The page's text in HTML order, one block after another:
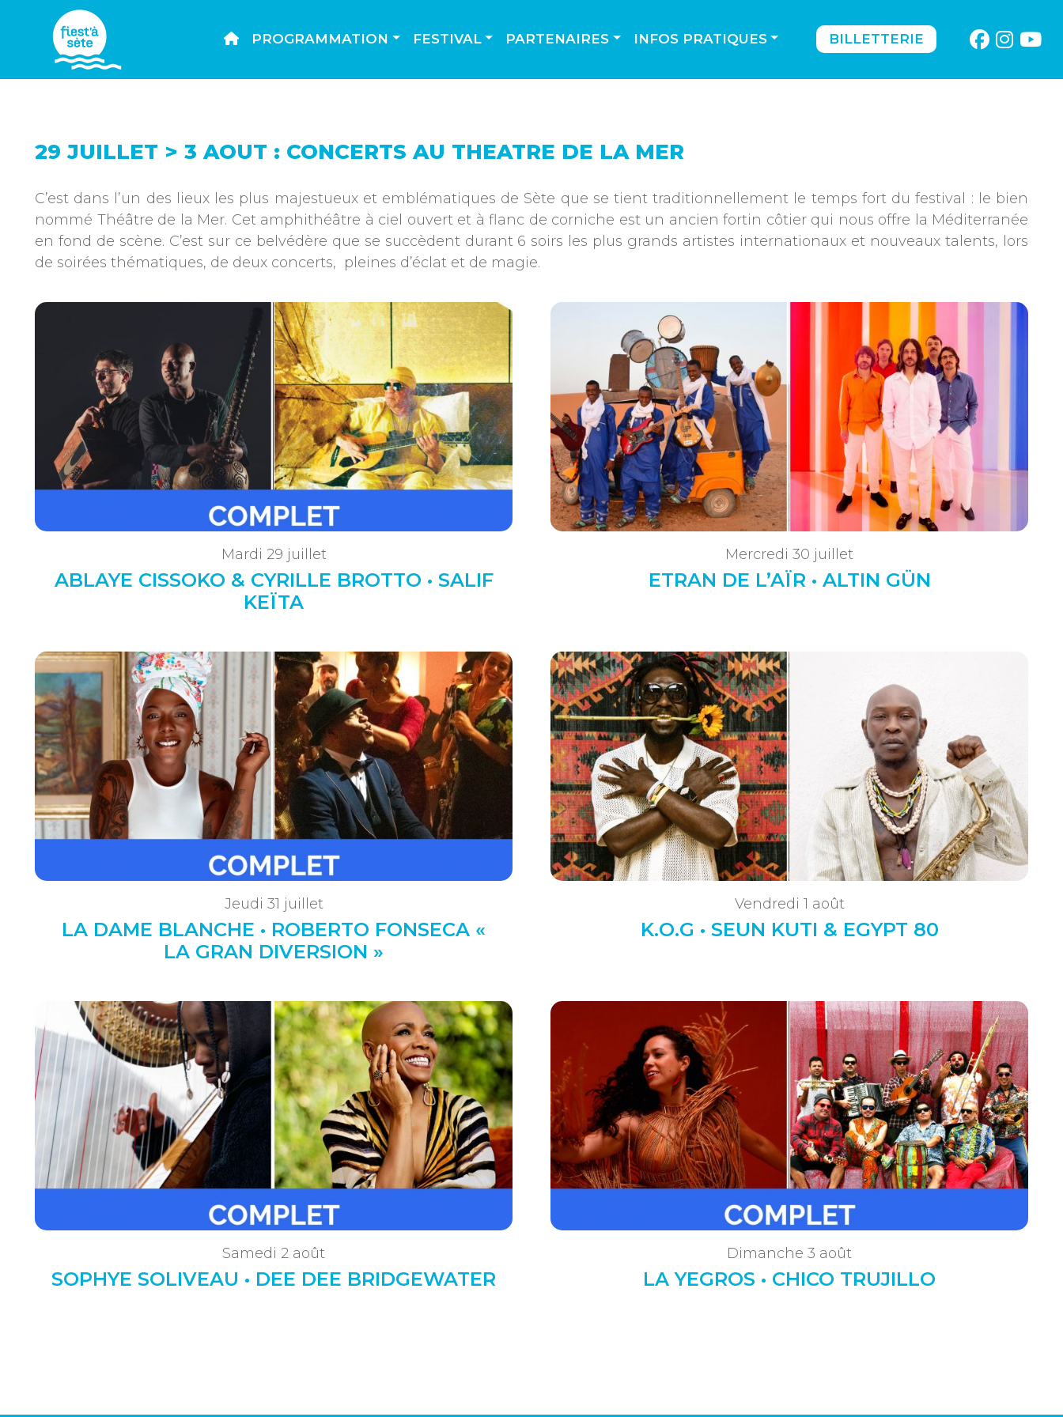
PROGRAMMATION FESTIVAL PARTENAIRES INFOS PRATIQUES BILLETTERIE
29 JUILLET > 3 AOUT : CONCERTS AU THEATRE DE LA MER
C’est dans l’un des lieux les plus majestueux et emblématiques de Sète que se tient traditionnellement le temps fort du festival : le bien
nommé Théâtre de la Mer. Cet amphithéâtre à ciel ouvert et à flanc de corniche est un ancien fortin côtier qui nous offre la Méditerranée
en fond de scène. C’est sur ce belvédère que se succèdent durant 6 soirs les plus grands artistes internationaux et nouveaux talents, lors
de soirées thématiques, de deux concerts, pleines d’éclat et de magie.
Mardi 29 juillet
ABLAYE CISSOKO & CYRILLE BROTTO • SALIF
KEÏTA
Mercredi 30 juillet
ETRAN DE L’AÏR • ALTIN GÜN
Jeudi 31 juillet
LA DAME BLANCHE • ROBERTO FONSECA «
LA GRAN DIVERSION »
Vendredi 1 août
K.O.G • SEUN KUTI & EGYPT 80
Samedi 2 août
SOPHYE SOLIVEAU • DEE DEE BRIDGEWATER
Dimanche 3 août
LA YEGROS • CHICO TRUJILLO